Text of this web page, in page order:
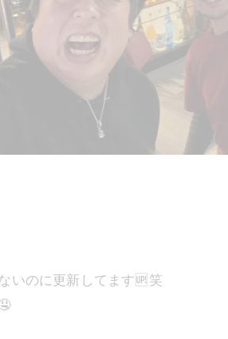
いのに更新してます🆙笑